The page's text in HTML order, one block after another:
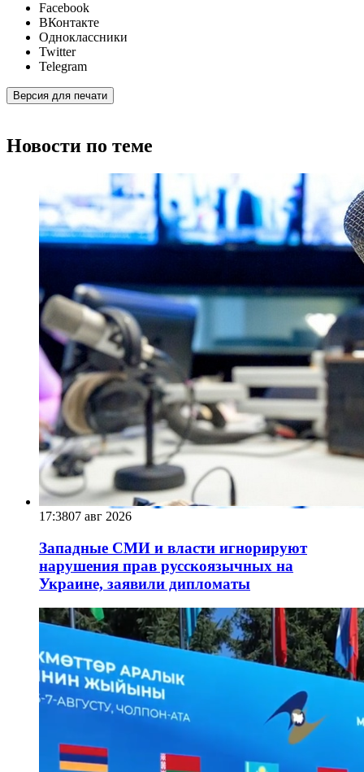
Facebook
ВКонтакте
Одноклассники
Twitter
Telegram
Версия для печати
Новости по теме
17:3807 авг 2026
Западные СМИ и власти игнорируют
нарушения прав русскоязычных на
Украине, заявили дипломаты